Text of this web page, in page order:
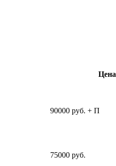
Цена
90000 руб. + П
75000 руб.